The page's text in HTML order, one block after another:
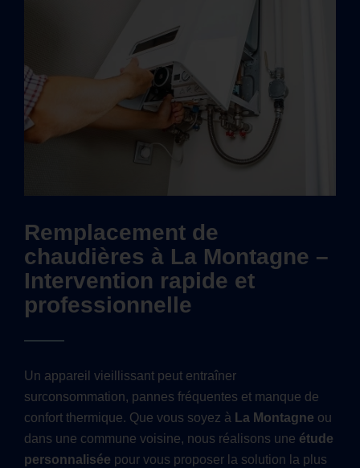
Remplacement de
chaudières à La Montagne –
Intervention rapide et
professionnelle
Un appareil vieillissant peut entraîner
surconsommation, pannes fréquentes et manque de
confort thermique. Que vous soyez à La Montagne ou
dans une commune voisine, nous réalisons une étude
personnalisée pour vous proposer la solution la plus